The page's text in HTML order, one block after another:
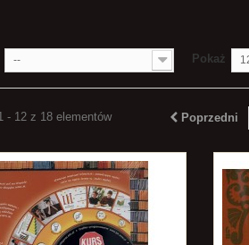
-- Pokaż
Poprzedni
- 12 z 18 elementów